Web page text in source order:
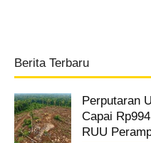
Berita Terbaru
Perputaran
Capai
RUU